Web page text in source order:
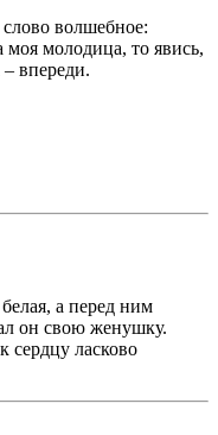
волшебное:
молодица, то явись,
– впереди.
а перед ним
он свою женушку.
сердцу ласково